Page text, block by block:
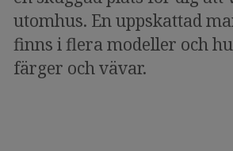
utomhus. En uppskattad
finns i flera modeller och
färger och vävar.